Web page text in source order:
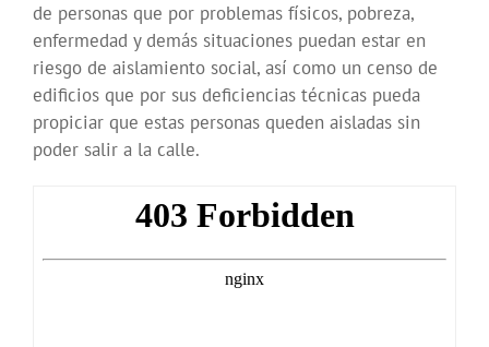
de personas que por problemas físicos, pobreza,
enfermedad y demás situaciones puedan estar en
riesgo de aislamiento social, así como un censo de
edificios que por sus deficiencias técnicas pueda
propiciar que estas personas queden aisladas sin
poder salir a la calle.